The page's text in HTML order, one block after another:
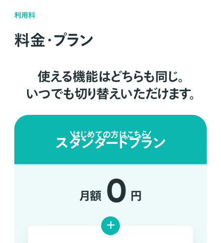
利用料
料金・プラン
使える機能はどちらも同じ。
いつでも切り替えいただけます。
はじめての方はこちら
スタンダードプラン
月額 0 円
+